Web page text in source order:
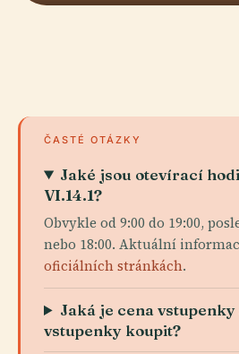
ČASTÉ OTÁZKY
Jaké jsou otevírací
VI.14.1?
Obvykle od 9:00 do 19:00,
nebo 18:00. Aktuální
oficiálních stránkách.
Jaká je cena
vstupenky koupit?